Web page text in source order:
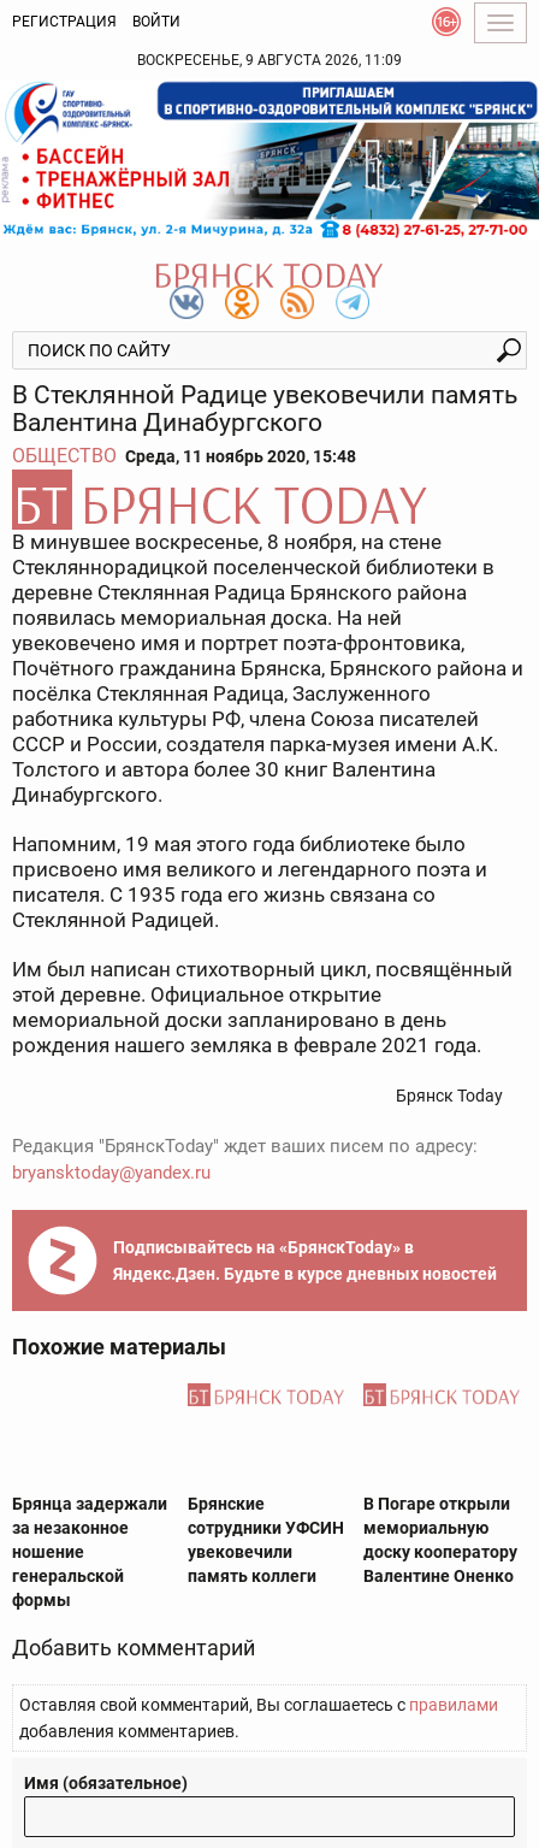
РЕГИСТРАЦИЯ ВОЙТИ
ВОСКРЕСЕНЬЕ, 9 АВГУСТА 2026, 11:09
В Стеклянной Радице увековечили память
Валентина Динабургского
ОБЩЕСТВО Среда, 11 ноябрь 2020, 15:48
В минувшее воскресенье, 8 ноября, на стене
Стекляннорадицкой поселенческой библиотеки в
деревне Стеклянная Радица Брянского района
появилась мемориальная доска. На ней
увековечено имя и портрет поэта-фронтовика,
Почётного гражданина Брянска, Брянского района и
посёлка Стеклянная Радица, Заслуженного
работника культуры РФ, члена Союза писателей
СССР и России, создателя парка-музея имени А.К.
Толстого и автора более 30 книг Валентина
Динабургского.
Напомним, 19 мая этого года библиотеке было
присвоено имя великого и легендарного поэта и
писателя. С 1935 года его жизнь связана со
Стеклянной Радицей.
Им был написан стихотворный цикл, посвящённый
этой деревне. Официальное открытие
мемориальной доски запланировано в день
рождения нашего земляка в феврале 2021 года.
Брянск Today
Редакция "БрянскToday" ждет ваших писем по адресу:
bryansktoday@yandex.ru
Подписывайтесь на «БрянскToday» в
Яндекс.Дзен. Будьте в курсе дневных новостей
Похожие материалы
Брянца задержали
за незаконное
ношение
генеральской
формы
Брянские
сотрудники УФСИН
увековечили
память коллеги
В Погаре открыли
мемориальную
доску кооператору
Валентине Оненко
Добавить комментарий
Оставляя свой комментарий, Вы соглашаетесь с правилами
добавления комментариев.
Имя (обязательное)